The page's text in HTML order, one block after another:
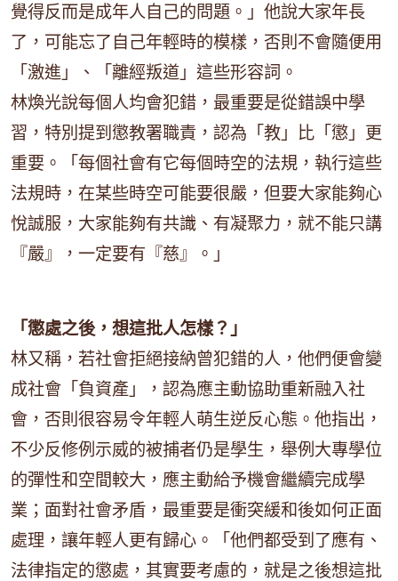
覺得反而是成年人自己的問題。」他說大家年長
了，可能忘了自己年輕時的模樣，否則不會隨便用
「激進」、「離經叛道」這些形容詞。
林煥光說每個人均會犯錯，最重要是從錯誤中學
習，特別提到懲教署職責，認為「教」比「懲」更
重要。「每個社會有它每個時空的法規，執行這些
法規時，在某些時空可能要很嚴，但要大家能夠心
悅誠服，大家能夠有共識、有凝聚力，就不能只講
『嚴』，一定要有『慈』。」
「懲處之後，想這批人怎樣？」
林又稱，若社會拒絕接納曾犯錯的人，他們便會變
成社會「負資產」，認為應主動協助重新融入社
會，否則很容易令年輕人萌生逆反心態。他指出，
不少反修例示威的被捕者仍是學生，舉例大專學位
的彈性和空間較大，應主動給予機會繼續完成學
業；面對社會矛盾，最重要是衝突緩和後如何正面
處理，讓年輕人更有歸心。「他們都受到了應有、
法律指定的懲處，其實要考慮的，就是之後想這批